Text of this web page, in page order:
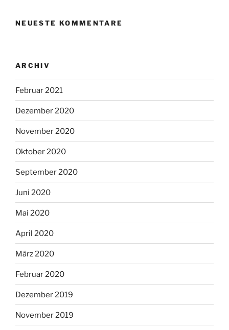
NEUESTE KOMMENTARE
ARCHIV
Februar 2021
Dezember 2020
November 2020
Oktober 2020
September 2020
Juni 2020
Mai 2020
April 2020
März 2020
Februar 2020
Dezember 2019
November 2019